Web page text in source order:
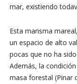
mar, existiendo
Esta marisma
un espacio de alto
pocas que no ha
Además, la
masa forestal (Pinar